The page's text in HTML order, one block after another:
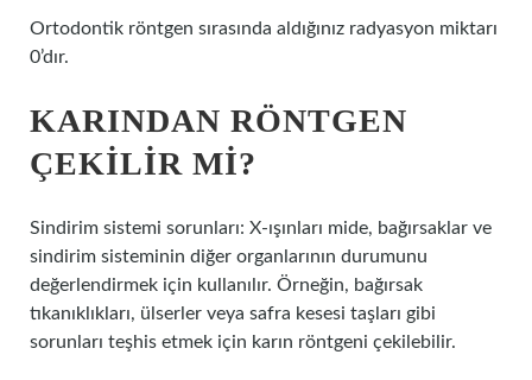
Ortodontik röntgen sırasında aldığınız radyasyon miktarı
0’dır.
KARINDAN RÖNTGEN
ÇEKILIR MI?
Sindirim sistemi sorunları: X-ışınları mide, bağırsaklar ve
sindirim sisteminin diğer organlarının durumunu
değerlendirmek için kullanılır. Örneğin, bağırsak
tıkanıklıkları, ülserler veya safra kesesi taşları gibi
sorunları teşhis etmek için karın röntgeni çekilebilir.